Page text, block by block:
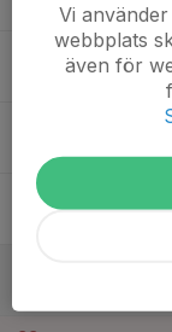
20
Vi
webbplats
även för